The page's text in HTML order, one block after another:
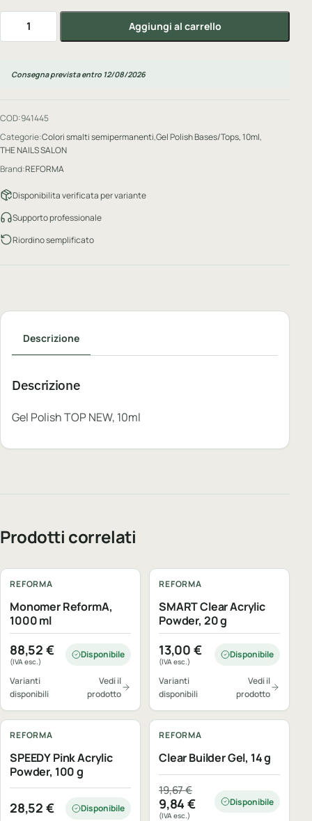
GEL POLISH TOP NEW, 10 ml quantità
Aggiungi al carrello
Consegna prevista entro 12/08/2026
COD:941445
Categorie:Colori smalti semipermanenti,Gel Polish Bases/Tops, 10ml,
THE NAILS SALON
Brand:REFORMA
Disponibilita verificata per variante
Supporto professionale
Riordino semplificato
Descrizione
Descrizione
Gel Polish TOP NEW, 10ml
Prodotti correlati
REFORMA
Monomer ReformA,
1000 ml
88,52 €
(IVA esc.)
Disponibile
Varianti
disponibili
Vedi il
prodotto
REFORMA
SMART Clear Acrylic
Powder, 20 g
13,00 €
(IVA esc.)
Disponibile
Varianti
disponibili
Vedi il
prodotto
REFORMA
SPEEDY Pink Acrylic
Powder, 100 g
28,52 € Disponibile
REFORMA
Clear Builder Gel, 14 g
19,67€
Il prezzo originale era: 19,67 €.
9,84€
Il prezzo attuale è: 9,84 €.
(IVA esc.)
Disponibile